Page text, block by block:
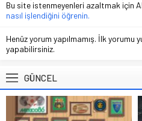
Bu site istenmeyenleri azaltmak için
nasıl işlendiğini öğrenin.
Henüz yorum yapılmamış. İlk yorumu
yapabilirsiniz.
GÜNCEL